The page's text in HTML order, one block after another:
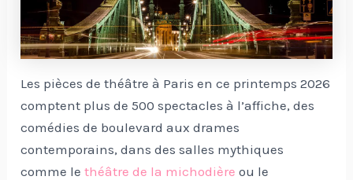
Les pièces de théâtre à Paris en ce printemps 2026
comptent plus de 500 spectacles à l’affiche, des
comédies de boulevard aux drames
contemporains, dans des salles mythiques
comme lethéâtre de la michodière ou le